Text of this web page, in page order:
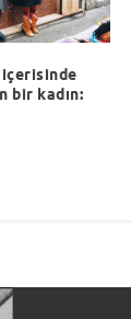
bir kadın: